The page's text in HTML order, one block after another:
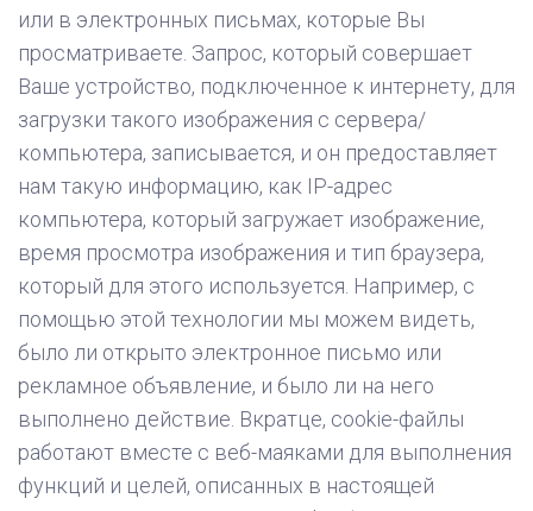
или в электронных письмах, которые Вы
просматриваете. Запрос, который совершает
Ваше устройство, подключенное к интернету, для
загрузки такого изображения с сервера/
компьютера, записывается, и он предоставляет
нам ​​такую информацию, как IP-адрес
компьютера, который загружает изображение,
время просмотра изображения и тип браузера,
который для этого используется. Например, с
помощью этой технологии мы можем видеть,
было ли открыто электронное письмо или
рекламное объявление, и было ли на него
выполнено действие. Вкратце, cookie-файлы
работают вместе с веб-маяками для выполнения
функций и целей, описанных в настоящей